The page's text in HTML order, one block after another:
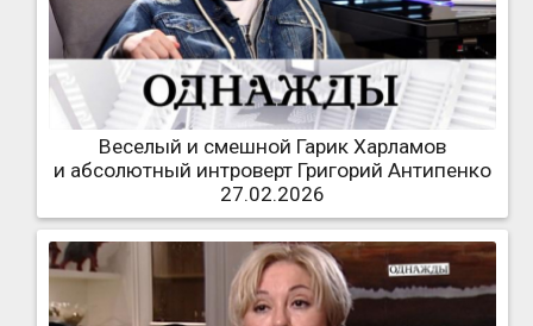
Веселый и смешной Гарик Харламов
и абсолютный интроверт Григорий Антипенко
27.02.2026